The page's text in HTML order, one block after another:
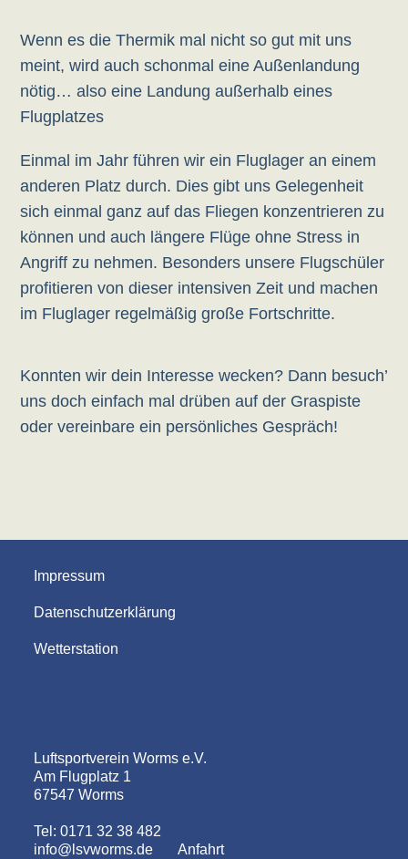
Wenn es die Thermik mal nicht so gut mit uns
meint, wird auch schonmal eine Außenlandung
nötig… also eine Landung außerhalb eines
Flugplatzes
Einmal im Jahr führen wir ein Fluglager an einem
anderen Platz durch. Dies gibt uns Gelegenheit
sich einmal ganz auf das Fliegen konzentrieren zu
können und auch längere Flüge ohne Stress in
Angriff zu nehmen. Besonders unsere Flugschüler
profitieren von dieser intensiven Zeit und machen
im Fluglager regelmäßig große Fortschritte.
Konnten wir dein Interesse wecken? Dann besuch’
uns doch einfach mal drüben auf der Graspiste
oder vereinbare ein persönliches Gespräch!
Impressum
Datenschutzerklärung
Wetterstation
Luftsportverein Worms e.V.
Am Flugplatz 1
67547 Worms
Tel: 0171 32 38 482
info@lsvworms.de
Anfahrt